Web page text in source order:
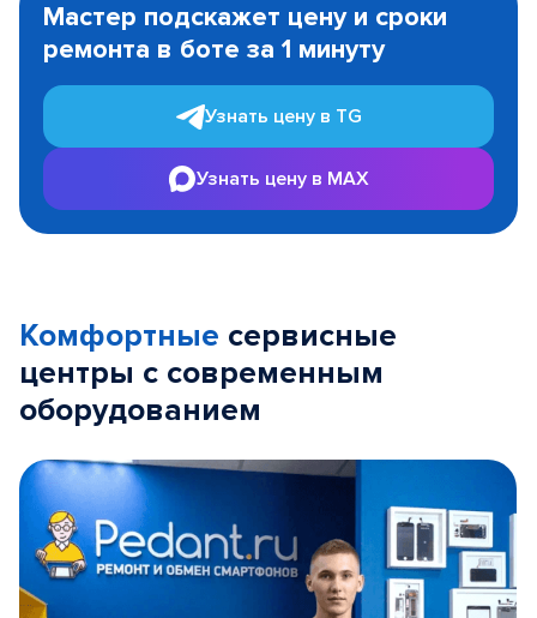
Мастер подскажет цену и сроки
ремонта в боте за 1 минуту
Узнать цену в TG
Узнать цену в MAX
Комфортные сервисные
центры с современным
оборудованием